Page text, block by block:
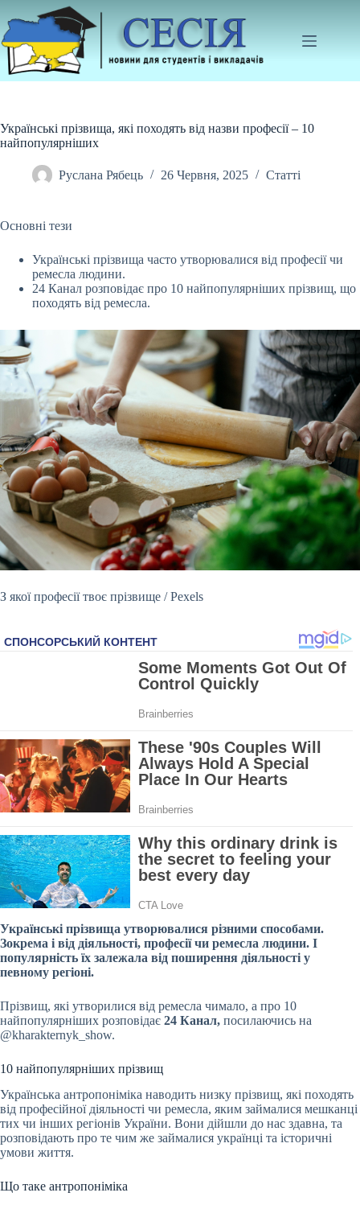
до
вмісту
Українські прізвища, які походять від назви професії – 10
найпопулярніших
Руслана Рябець 26 Червня, 2025 Статті
Основні тези
Українські прізвища часто утворювалися від професії чи
ремесла людини.
24 Канал розповідає про 10 найпопулярніших прізвищ, що
походять від ремесла.
З якоїпрофесії твоє прізвище / Рexels
Українські прізвища утворювалися різними способами.
Зокрема і від діяльності, професії чи ремесла людини. І
популярність їх залежала від поширення діяльності у
певному регіоні.
Прізвищ, які утворилися від ремесла чимало, а про 10
найпопулярніших розповідає 24 Канал, посилаючись на
@kharakternyk_show.
10 найпопулярніших прізвищ
Українська антропоніміка наводить низку прізвищ, які походять
від професійної діяльності чи ремесла, яким займалися мешканці
тих чи інших регіонів України. Вони дійшли до нас здавна, та
розповідають про те чим же займалися українці та історичні
умови життя.
Що таке антропоніміка